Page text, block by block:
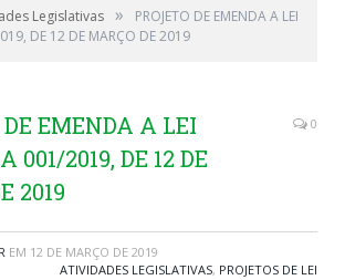
Legislativas »
PROJETO DE EMENDA A LEI
DE 12 DE MARÇO DE 2019
EMENDA A LEI
001/2019, DE 12 DE
2019
0
EM 12 DE MARÇO DE 2019
ATIVIDADES LEGISLATIVAS, PROJETOS DE LEI